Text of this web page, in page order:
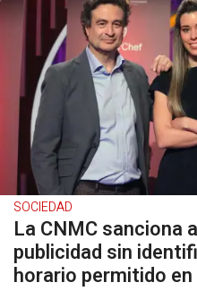
SOCIEDAD
La CNMC sanciona
publicidad sin
horario permitido